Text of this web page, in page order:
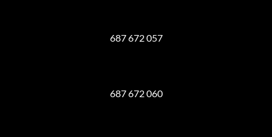
687 672 057
687 672 060